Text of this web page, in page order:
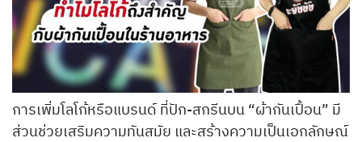
การเพิ่มโลโก้หรือแบรนด์ ที่ปัก-สกรีนบน “ผ้ากันเปื้อน” มี
ส่วนช่วยเสริมความทันสมัย และสร้างความเป็นเอกลักษณ์